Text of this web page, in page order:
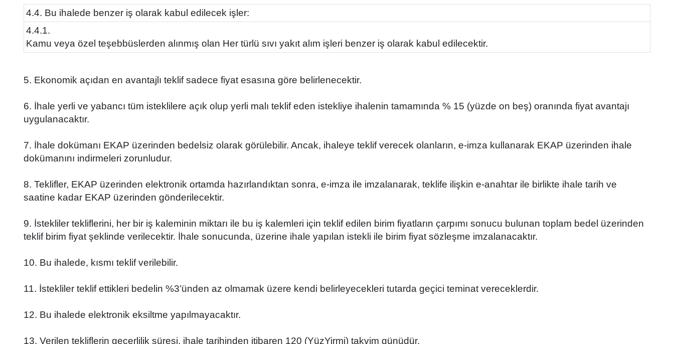
4.4. Bu ihalede benzer iş olarak kabul edilecek işler:
4.4.1.
Kamu veya özel teşebbüslerden alınmış olan Her türlü sıvı yakıt alım işleri benzer iş olarak kabul edilecektir.
5. Ekonomik açıdan en avantajlı teklif sadece fiyat esasına göre belirlenecektir.
6. İhale yerli ve yabancı tüm isteklilere açık olup yerli malı teklif eden istekliye ihalenin tamamında % 15 (yüzde on beş) oranında fiyat avantajı
uygulanacaktır.
7. İhale dokümanı EKAP üzerinden bedelsiz olarak görülebilir. Ancak, ihaleye teklif verecek olanların, e-imza kullanarak EKAP üzerinden ihale
dokümanını indirmeleri zorunludur.
8. Teklifler, EKAP üzerinden elektronik ortamda hazırlandıktan sonra, e-imza ile imzalanarak, teklife ilişkin e-anahtar ile birlikte ihale tarih ve
saatine kadar EKAP üzerinden gönderilecektir.
9. İstekliler tekliflerini, her bir iş kaleminin miktarı ile bu iş kalemleri için teklif edilen birim fiyatların çarpımı sonucu bulunan toplam bedel üzerinden
teklif birim fiyat şeklinde verilecektir. İhale sonucunda, üzerine ihale yapılan istekli ile birim fiyat sözleşme imzalanacaktır.
10. Bu ihalede, kısmı teklif verilebilir.
11. İstekliler teklif ettikleri bedelin %3’ünden az olmamak üzere kendi belirleyecekleri tutarda geçici teminat vereceklerdir.
12. Bu ihalede elektronik eksiltme yapılmayacaktır.
13. Verilen tekliflerin geçerlilik süresi, ihale tarihinden itibaren 120 (YüzYirmi) takvim günüdür.